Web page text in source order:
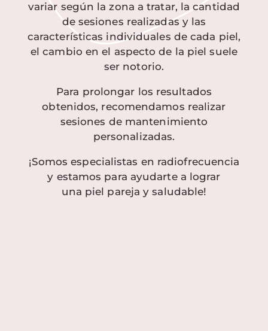
variar según la zona a tratar, la cantidad
de sesiones realizadas y las
características individuales de cada piel,
el cambio en el aspecto de la piel suele
ser notorio.
Para prolongar los resultados
obtenidos, recomendamos realizar
sesiones de mantenimiento
personalizadas.
¡Somos especialistas en radiofrecuencia
y estamos para ayudarte a lograr
una piel pareja y saludable!